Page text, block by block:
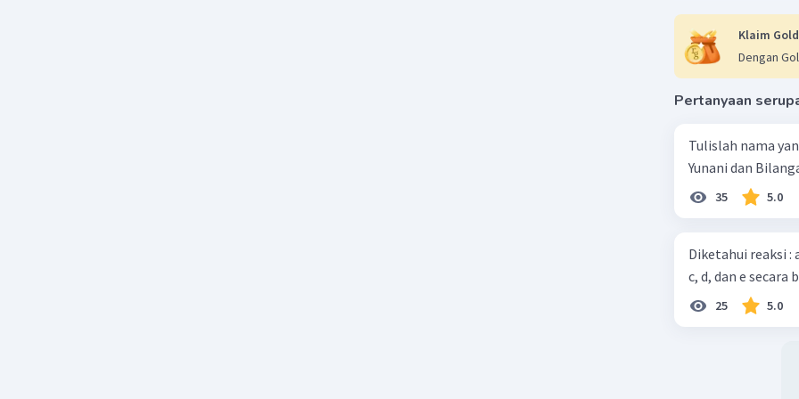
Akhirnya,
+ 1 mol) =
Jadi,
Semoga
Klaim
Dengan
Pertanyaan
Tulislah nama
Yunani dan
35 5.0
Diketahui reaksi :
c, d, dan e
25 5.0